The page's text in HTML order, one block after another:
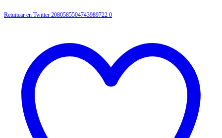
Retuitear en Twitter 2080585504743989722 0